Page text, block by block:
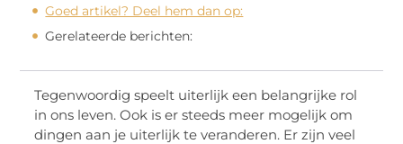
Goed artikel? Deel hem dan op:
Gerelateerde berichten:
Tegenwoordig speelt uiterlijk een belangrijke rol
in ons leven. Ook is er steeds meer mogelijk om
dingen aan je uiterlijk te veranderen. Er zijn veel